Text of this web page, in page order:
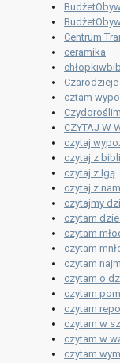
Centrum
ceramika
cztam
CZYTAJ W
czytaj
czytaj z
czytaj z Igą
czytaj z
czytajmy
czytam
czytam
czytam
czytam
czytam o
czytam
czytam
czytam w
czytam w
czytam